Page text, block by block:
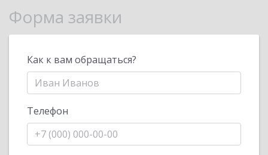
Форма заявки
Как к вам обращаться?
Телефон